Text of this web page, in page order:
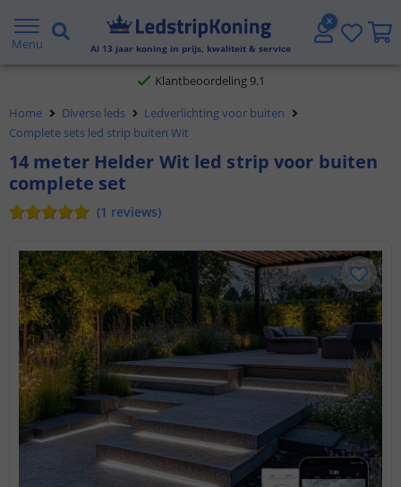
Menu Al 13 jaar koning in prijs, kwaliteit & service
Gratis verzending vanaf € 20,- NL en BE
Klantbeoordeling 9.1
Voor 23:45 uur besteld,morgen in huis
Home Diverse leds
Ledverlichting voor buiten
Complete sets led strip buiten Wit
14 meter Helder Wit led strip voor buiten
complete set
(1 reviews)